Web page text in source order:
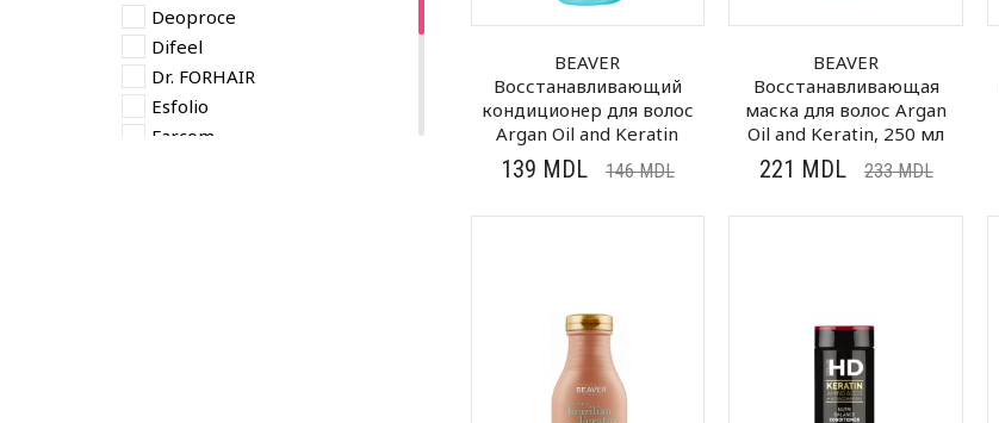
Deoproce
Difeel
Dr. FORHAIR
Esfolio
Farcom
BEAVER
Восстанавливающий
кондиционер для волос
Argan Oil and Keratin
139 MDL 146MDL
BEAVER
Восстанавливающая
маска для волос Argan
Oil and Keratin, 250 мл
221 MDL 233MDL